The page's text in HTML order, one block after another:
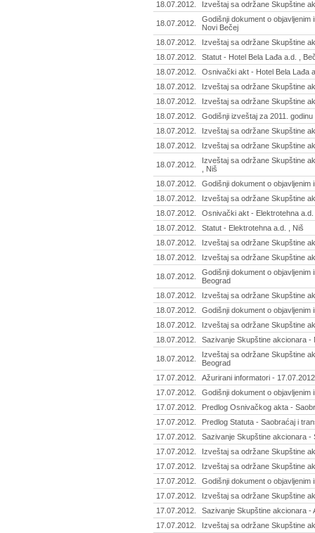
18.07.2012. Izveštaj sa održane Skupštine
18.07.2012.
Godišnji dokument o objavljenim
Novi Bečej
18.07.2012.
Izveštaj sa održane Skupštine
18.07.2012.
Statut - Hotel Bela Lađa a.d. ,
18.07.2012.
Osnivački akt - Hotel Bela Lađa
18.07.2012.
Izveštaj sa održane Skupštine
18.07.2012.
Izveštaj sa održane Skupštine
18.07.2012.
Godišnji izveštaj za 2011.
18.07.2012.
Izveštaj sa održane Skupštine
18.07.2012.
Izveštaj sa održane Skupštine
18.07.2012.
Izveštaj sa održane Skupštine
, Niš
18.07.2012.
Godišnji dokument o
18.07.2012.
Izveštaj sa održane Skupštine
18.07.2012.
Osnivački akt - Elektrotehna a.d.
18.07.2012.
Statut - Elektrotehna a.d. , Niš
18.07.2012.
Izveštaj sa održane Skupštine
18.07.2012.
Izveštaj sa održane Skupštine
18.07.2012.
Godišnji dokument o
Beograd
18.07.2012.
Izveštaj sa održane Skupštine
18.07.2012.
Godišnji dokument o objavljenim
18.07.2012.
Izveštaj sa održane Skupštine
18.07.2012.
Sazivanje Skupštine akcionara -
18.07.2012.
Izveštaj sa održane Skupštine
Beograd
17.07.2012.
Ažurirani informatori - 17.07.2012
17.07.2012.
Godišnji dokument o
17.07.2012.
Predlog Osnivačkog akta -
17.07.2012.
Predlog Statuta - Saobraćaj i
17.07.2012.
Sazivanje Skupštine akcionara -
17.07.2012.
Izveštaj sa održane Skupštine
17.07.2012.
Izveštaj sa održane Skupštine
17.07.2012.
Godišnji dokument o objavljenim
17.07.2012.
Izveštaj sa održane Skupštine
17.07.2012.
Sazivanje Skupštine akcionara -
17.07.2012.
Izveštaj sa održane Skupštine